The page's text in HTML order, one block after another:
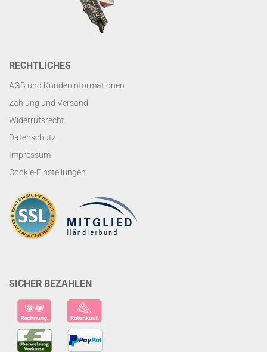
RECHTLICHES
AGB und Kundeninformationen
Zahlung und Versand
Widerrufsrecht
Datenschutz
Impressum
Cookie-Einstellungen
SICHER BEZAHLEN